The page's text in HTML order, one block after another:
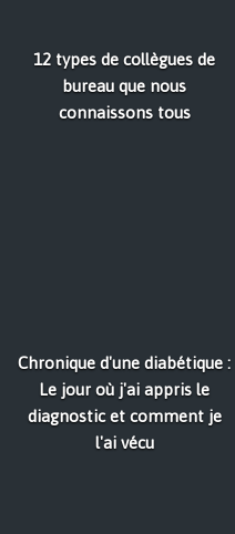
12 types de collègues de
bureau que nous
connaissons tous
Chronique d'une diabétique :
Le jour où j'ai appris le
diagnostic et comment je
l'ai vécu